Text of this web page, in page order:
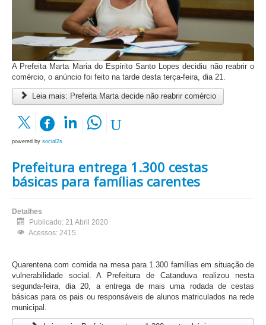
A Prefeita Marta Maria do Espírito Santo Lopes decidiu não reabrir o
comércio, o anúncio foi feito na tarde desta terça-feira, dia 21.
Leia mais: Prefeita Marta decide não reabrir comércio
powered by social2s
Prefeitura entrega 1.300 cestas
básicas para famílias carentes
Detalhes
Publicado: 21 Abril 2020
Acessos: 2415
Quarentena com comida na mesa para 1.300 famílias em situação de
vulnerabilidade social. A Prefeitura de Catanduva realizou nesta
segunda-feira, dia 20, a entrega de mais uma rodada de cestas
básicas para os pais ou responsáveis de alunos matriculados na rede
municipal.